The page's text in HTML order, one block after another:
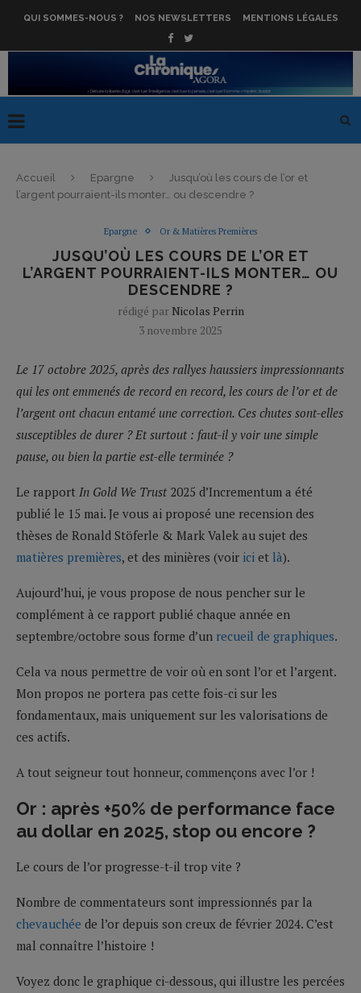
QUI SOMMES-NOUS ? NOS NEWSLETTERS MENTIONS LÉGALES
Accueil Epargne
Jusqu’où les cours de l’or et
l’argent pourraient-ils monter… ou descendre ?
Epargne Or & Matières Premières
JUSQU’OÙ LES COURS DE L’OR ET
L’ARGENT POURRAIENT-ILS MONTER… OU
DESCENDRE ?
rédigé par Nicolas Perrin
3 novembre 2025
Le 17 octobre 2025, après des rallyes haussiers impressionnants
qui les ont emmenés de record en record, les cours de l’or et de
l’argent ont chacun entamé une correction. Ces chutes sont-elles
susceptibles de durer ? Et surtout : faut-il y voir une simple
pause, ou bien la partie est-elle terminée ?
Le rapport In Gold We Trust 2025 d’Incrementum a été
publié le 15 mai. Je vous ai proposé une recension des
thèses de Ronald Stöferle & Mark Valek au sujet des
matières premières, et des minières (voir ici et là).
Aujourd’hui, je vous propose de nous pencher sur le
complément à ce rapport publié chaque année en
septembre/octobre sous forme d’un recueil de graphiques.
Cela va nous permettre de voir où en sont l’or et l’argent.
Mon propos ne portera pas cette fois-ci sur les
fondamentaux, mais uniquement sur les valorisations de
ces actifs.
A tout seigneur tout honneur, commençons avec l’or !
Or : après +50% de performance face
au dollar en 2025, stop ou encore ?
Le cours de l’or progresse-t-il trop vite ?
Nombre de commentateurs sont impressionnés par la
chevauchée de l’or depuis son creux de février 2024. C’est
mal connaître l’histoire !
Voyez donc le graphique ci-dessous, qui illustre les percées